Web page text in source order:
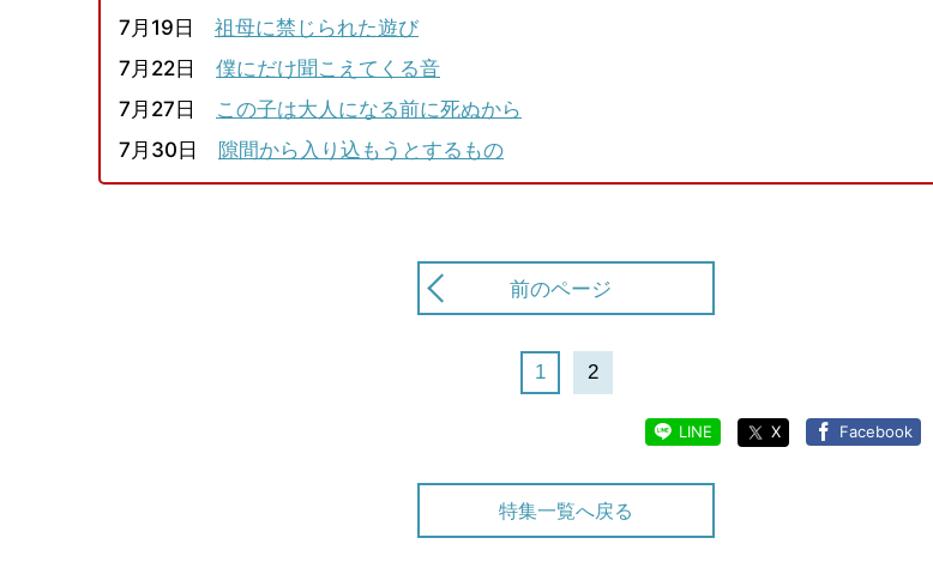
7月19日 祖母に禁じられた遊び
7月22日 僕にだけ聞こえてくる音
7月27日 この子は大人になる前に死ぬから
7月30日 隙間から入り込もうとするもの
前のページ
1 2
LINE X Facebook
特集一覧へ戻る